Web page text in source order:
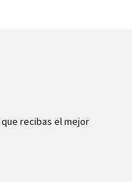
recibas el mejor